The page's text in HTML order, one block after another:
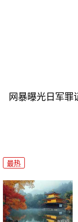
网暴曝光日军罪
最热